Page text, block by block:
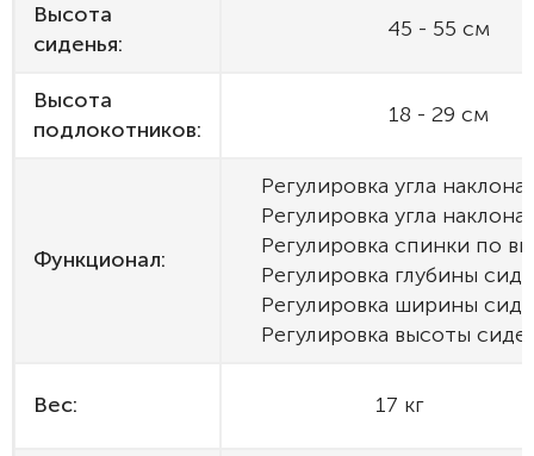
Высота
сиденья:
45 - 55 см
Высота
подлокотников:
18 - 29 см
Функционал:
Регулировка угла
Регулировка угла
Регулировка спинки по
Регулировка глубины
Регулировка ширины
Регулировка высоты
Вес: 17 кг